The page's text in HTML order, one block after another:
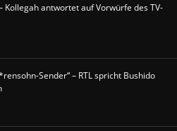
Kollegah antwortet auf Vorwürfe des TV-
Sender“ – RTL spricht Bushido